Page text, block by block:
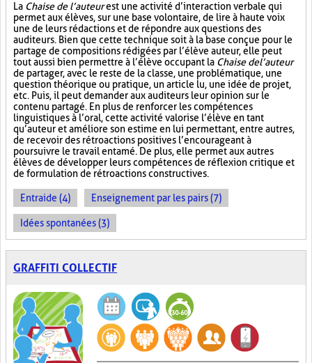
La Chaise de l’auteurest une activité d’interaction verbale qui
permet aux élèves, sur une base volontaire, de lire à haute voix
une de leurs rédactions et de répondre aux questions des
auditeurs. Bien que cette technique soit à la base conçue pour le
partage de compositions rédigées par l’élève auteur, elle peut
tout aussi bien permettre à l’élève occupant la Chaise de l’auteur
de partager, avec le reste de la classe, une problématique, une
question théorique ou pratique, un article lu, une idée de projet,
etc. Puis, il peut demander aux auditeurs leur opinion sur le
contenu partagé. En plus de renforcer les compétences
linguistiques à l’oral, cette activité valorise l’élève en tant
qu’auteur et améliore son estime en lui permettant, entre autres,
de recevoir des rétroactions positives l’encourageant à
poursuivre le travail entamé. De plus, elle permet aux autres
élèves de développer leurs compétences de réflexion critique et
de formulation de rétroactions constructives.
Entraide (4) Enseignement par les pairs (7)
Idées spontanées (3)
GRAFFITI COLLECTIF